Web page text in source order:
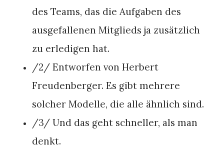
des Teams, das die Aufgaben des
ausgefallenen Mitglieds ja zusätzlich
zu erledigen hat.
/2/ Entworfen von Herbert
Freudenberger. Es gibt mehrere
solcher Modelle, die alle ähnlich sind.
/3/ Und das geht schneller, als man
denkt.